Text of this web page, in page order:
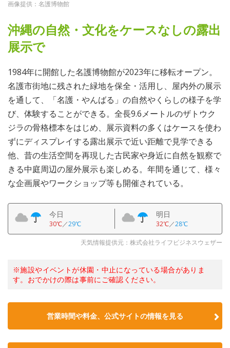
画像提供：名護博物館
沖縄の自然・文化をケースなしの露出
展示で
1984年に開館した名護博物館が2023年に移転オープン。
名護市街地に残された緑地を保全・活用し、屋内外の展示
を通して、「名護・やんばる」の自然やくらしの様子を学
び、体験することができる。全長9.6メートルのザトウク
ジラの骨格標本をはじめ、展示資料の多くはケースを使わ
ずにディスプレイする露出展示で近い距離で見学できる
他、昔の生活空間を再現した古民家や身近に自然を観察で
きる中庭周辺の屋外展示も楽しめる。年間を通じて、様々
な企画展やワークショップ等も開催されている。
今日
30℃／29℃
明日
32℃／28℃
天気情報提供元：株式会社ライフビジネスウェザー
※施設やイベントが休園・中止になっている場合がありま
す。おでかけの際は事前にご確認ください。
営業時間や料金、公式サイトの情報を見る